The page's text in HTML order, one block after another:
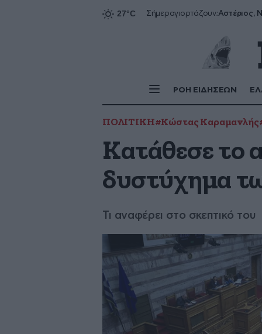
Σήμεραγιορτάζουν:Αστέριος,
ΡΟΗ ΕΙΔΗΣΕΩΝ
ΠΟΛΙΤΙΚΗ#Κώστας Καραμανλής
Κατάθεσε το
δυστύχημα
Τι αναφέρει στο σκεπτικό του